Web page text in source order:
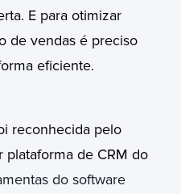
E para otimizar
de vendas é preciso
eficiente.
reconhecida pelo
de CRM do
do software